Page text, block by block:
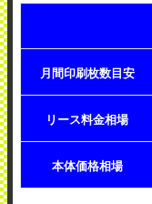
月間印刷枚数目安
リース料金相場
本体価格相場